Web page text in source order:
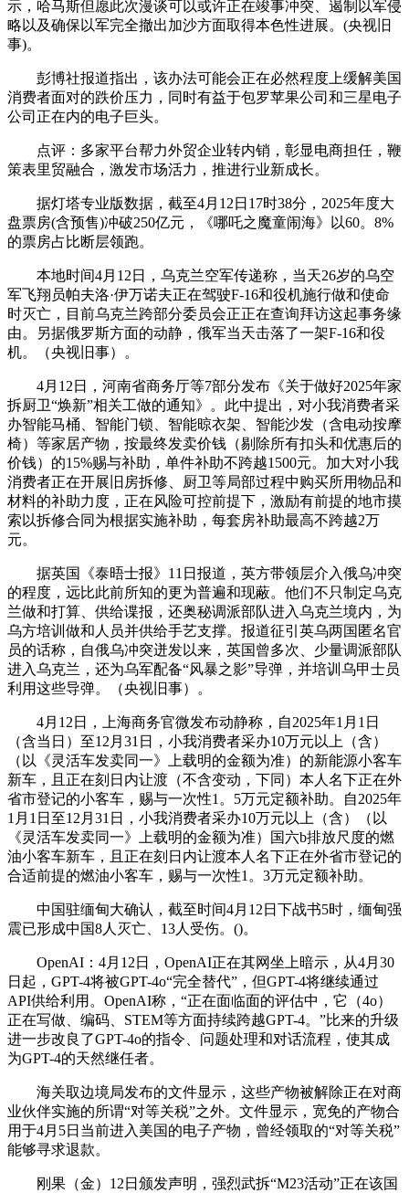
示，哈马斯但愿此次漫谈可以或许正在竣事冲突、遏制以军侵
略以及确保以军完全撤出加沙方面取得本色性进展。(央视旧
事)。
彭博社报道指出，该办法可能会正在必然程度上缓解美国
消费者面对的跌价压力，同时有益于包罗苹果公司和三星电子
公司正在内的电子巨头。
点评：多家平台帮力外贸企业转内销，彰显电商担任，鞭
策表里贸融合，激发市场活力，推进行业新成长。
据灯塔专业版数据，截至4月12日17时38分，2025年度大
盘票房(含预售)冲破250亿元，《哪吒之魔童闹海》以60。8%
的票房占比断层领跑。
本地时间4月12日，乌克兰空军传递称，当天26岁的乌空
军飞翔员帕夫洛·伊万诺夫正在驾驶F-16和役机施行做和使命
时灭亡，目前乌克兰跨部分委员会正正在查询拜访这起事务缘
由。另据俄罗斯方面的动静，俄军当天击落了一架F-16和役
机。（央视旧事）。
4月12日，河南省商务厅等7部分发布《关于做好2025年家
拆厨卫“焕新”相关工做的通知》。此中提出，对小我消费者采
办智能马桶、智能门锁、智能晾衣架、智能沙发（含电动按摩
椅）等家居产物，按最终发卖价钱（剔除所有扣头和优惠后的
价钱）的15%赐与补助，单件补助不跨越1500元。加大对小我
消费者正在开展旧房拆修、厨卫等局部过程中购买所用物品和
材料的补助力度，正在风险可控前提下，激励有前提的地市摸
索以拆修合同为根据实施补助，每套房补助最高不跨越2万
元。
据英国《泰晤士报》11日报道，英方带领层介入俄乌冲突
的程度，远比此前所知的更为普遍和现蔽。他们不只制定乌克
兰做和打算、供给谍报，还奥秘调派部队进入乌克兰境内，为
乌方培训做和人员并供给手艺支撑。报道征引英乌两国匿名官
员的话称，自俄乌冲突迸发以来，英国曾多次、少量调派部队
进入乌克兰，还为乌军配备“风暴之影”导弹，并培训乌甲士员
利用这些导弹。（央视旧事）。
4月12日，上海商务官微发布动静称，自2025年1月1日
（含当日）至12月31日，小我消费者采办10万元以上（含）
（以《灵活车发卖同一》上载明的金额为准）的新能源小客车
新车，且正在刻日内让渡（不含变动，下同）本人名下正在外
省市登记的小客车，赐与一次性1。5万元定额补助。自2025年
1月1日至12月31日，小我消费者采办10万元以上（含）（以
《灵活车发卖同一》上载明的金额为准）国六b排放尺度的燃
油小客车新车，且正在刻日内让渡本人名下正在外省市登记的
合适前提的燃油小客车，赐与一次性1。3万元定额补助。
中国驻缅甸大确认，截至时间4月12日下战书5时，缅甸强
震已形成中国8人灭亡、13人受伤。()。
OpenAI：4月12日，OpenAI正在其网坐上暗示，从4月30
日起，GPT-4将被GPT-4o“完全替代”，但GPT-4将继续通过
API供给利用。OpenAI称，“正在面临面的评估中，它（4o）
正在写做、编码、STEM等方面持续跨越GPT-4。”比来的升级
进一步改良了GPT-4o的指令、问题处理和对话流程，使其成
为GPT-4的天然继任者。
海关取边境局发布的文件显示，这些产物被解除正在对商
业伙伴实施的所谓“对等关税”之外。文件显示，宽免的产物合
用于4月5日当前进入美国的电子产物，曾经领取的“对等关税”
能够寻求退款。
刚果（金）12日颁发声明，强烈武拆“M23活动”正在该国